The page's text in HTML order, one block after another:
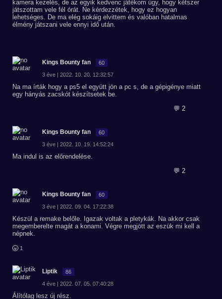
kamera kezelés, de az egyik kedvenc játékom úgy, hogy kétszer
játszottam vele fél órát. Ne kérdezzétek, hogy ez hogyan
lehetséges. De ma elég sokáig elvittem és valóban hatalmas
élmény játszani vele ennyi idő után.
Kings Bounty fan 60
3 éve | 2022. 10. 20. 12:32:57
Na ma írták hogy a ps5 el együtt jön a pc s, de a gépigénye miatt
egy hányás zacskót készítsetek be.
💬 2
Kings Bounty fan 60
3 éve | 2022. 10. 19. 14:52:24
Ma indul is az előrendelése.
💬 2
Kings Bounty fan 60
3 éve | 2022. 09. 04. 17:22:38
Készül a remake belőle. Igazak voltak a pletykák. Na akkor csak
megemberelte magát a konami. Végre megjött az eszük mi kell a
népnek.
1
Liptik 86
4 éve | 2022. 07. 05. 07:40:28
Álítólag lesz új rész.